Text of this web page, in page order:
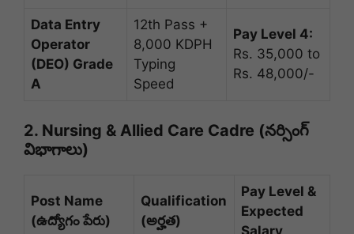
Data Entry
Operator
(DEO) Grade
A
12th Pass +
8,000 KDPH
Typing
Speed
Pay Level 4:
Rs. 35,000 to
Rs. 48,000/-
2. Nursing & Allied Care Cadre (నర్సింగ్
విభాగాలు)
Post Name
(ఉద్యోగం పేరు)
Qualification
(అర్హత)
Pay Level &
Expected